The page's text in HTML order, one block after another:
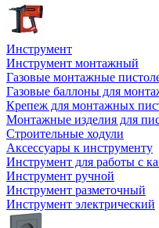
Инструмент
Инструмент монтажный
Газовые монтажные
Газовые баллоны для
Крепеж для монтажных
Монтажные изделия для
Строительные ходули
Аксессуары к инструменту
Инструмент для работы с
Инструмент ручной
Инструмент разметочный
Инструмент электрический